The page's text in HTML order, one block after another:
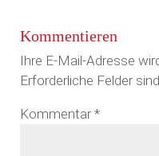
Kommentieren
Ihre E-Mail-Adresse
Erforderliche Felder
Kommentar*